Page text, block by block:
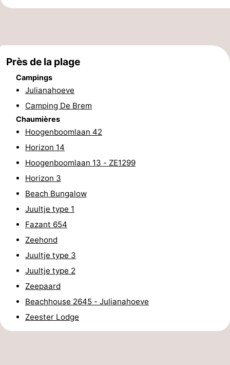
et
Lieux
Monuments
Églises
Moulins
Points
vue
Attractions
Croisières
Aires
jeux
Parcours
mini-
Centres
bien-
&
Nature
Près de la plage
Campings
Julianahoeve
Camping De Brem
Chaumières
Hoogenboomlaan 42
Horizon 14
Hoogenboomlaan 13 - ZE1299
Horizon 3
Beach Bungalow
Juultje type 1
Fazant 654
Zeehond
Juultje type 3
Juultje type 2
Zeepaard
Beachhouse 2645 - Julianahoeve
Zeester Lodge